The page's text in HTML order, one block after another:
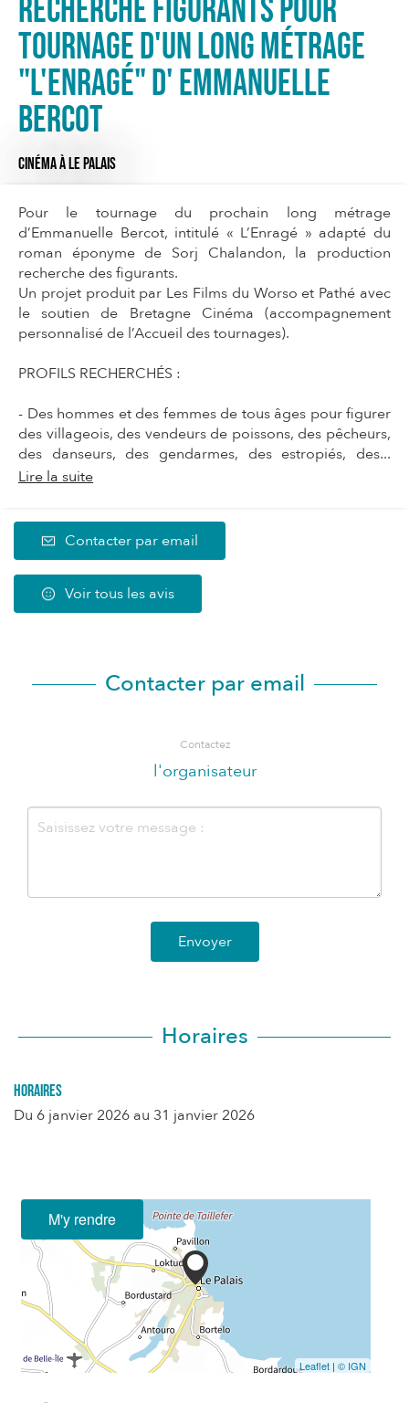
Recherche figurants pour
tournage d'un long métrage
"L'enragé" d' Emmanuelle
Bercot
CINÉMAÀ LE PALAIS
Pour le tournage du prochain long métrage
d’Emmanuelle Bercot, intitulé « L’Enragé » adapté du
roman éponyme de Sorj Chalandon, la production
recherche des figurants.
Un projet produit par Les Films du Worso et Pathé avec
le soutien de Bretagne Cinéma (accompagnement
personnalisé de l’Accueil des tournages).
PROFILS RECHERCHÉS :
- Des hommes et des femmes de tous âges pour figurer
des villageois, des vendeurs de poissons, des pêcheurs,
des danseurs, des gendarmes, des estropiés, des...
Lire la suite
Contacter par email
Voir tous les avis
Contacter par email
Contactez
l'organisateur
Envoyer
Horaires
Horaires
Du 6 janvier 2026 au 31 janvier 2026
M'y rendre
Leaflet | © IGN